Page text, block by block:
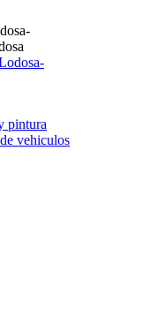
pintura
vehiculos